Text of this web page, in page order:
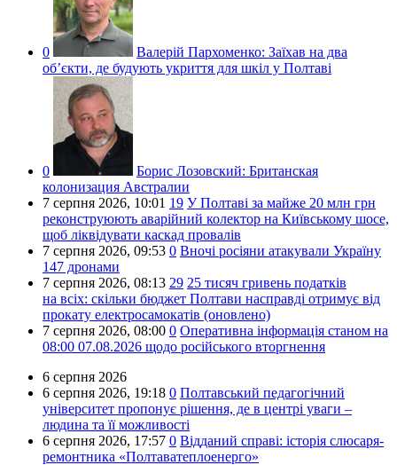
0 Валерій Пархоменко: Заїхав на два
об’єкти, де будують укриття для шкіл у Полтаві
0 Борис Лозовский: Британская
колонизация Австралии
7 серпня 2026, 10:01 19 У Полтаві за майже 20 млн грн
реконструюють аварійний колектор на Київському шосе,
щоб ліквідувати каскад провалів
7 серпня 2026, 09:53 0 Вночі росіяни атакували Україну
147 дронами
7 серпня 2026, 08:13 29 25 тисяч гривень податків
на всіх: скільки бюджет Полтави насправді отримує від
прокату електросамокатів (оновлено)
7 серпня 2026, 08:00 0 Оперативна інформація станом на
08:00 07.08.2026 щодо російського вторгнення
6 серпня 2026
6 серпня 2026, 19:18 0 Полтавський педагогічний
університет пропонує рішення, де в центрі уваги –
людина та її можливості
6 серпня 2026, 17:57 0 Відданий справі: історія слюсаря-
ремонтника «Полтаватеплоенерго»